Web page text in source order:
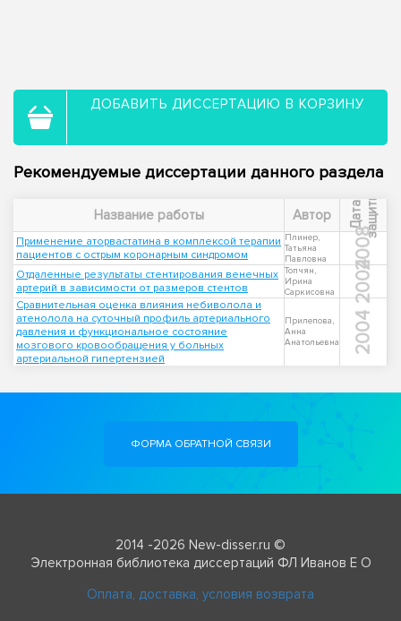
ДОБАВИТЬ ДИССЕРТАЦИЮ В КОРЗИНУ
Рекомендуемые диссертации данного раздела
Название работы Автор Д
а
т
а
з
а
щ
и
ты
Применение аторвастатина в комплексой терапии
пациентов с острым коронарным синдромом
Плинер,
Татьяна
Павловна
2008
Отдаленные результаты стентирования венечных
артерий в зависимости от размеров стентов
Топчян,
Ирина
Саркисовна
2004
Сравнительная оценка влияния небиволола и
атенолола на суточный профиль артериального
давления и функциональное состояние
мозгового кровообращения у больных
артериальной гипертензией
Прилепова,
Анна
Анатольевна
2004
ФОРМА ОБРАТНОЙ СВЯЗИ
2014 -2026 New-disser.ru ©
Электронная библиотека диссертаций ФЛ Иванов Е О
Оплата, доставка, условия возврата